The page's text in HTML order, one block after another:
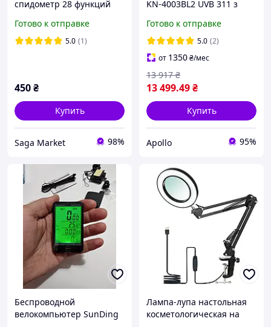
спидометр 28 функций
проводной с подсветкой
Готово к отправке
5.0 (1)
450₴
Купить
Saga Market 98%
KN-4003BL2 UVB 311 з
экзема),с гребнем и
встройки
Готово к отправке
5.0 (2)
от 1350₴/мес
13 499.49₴
13 917 ₴
Купить
Apollo 95%
Беспроводной
велокомпьютер SunDing
Лампа-лупа настольная
косметологическая на